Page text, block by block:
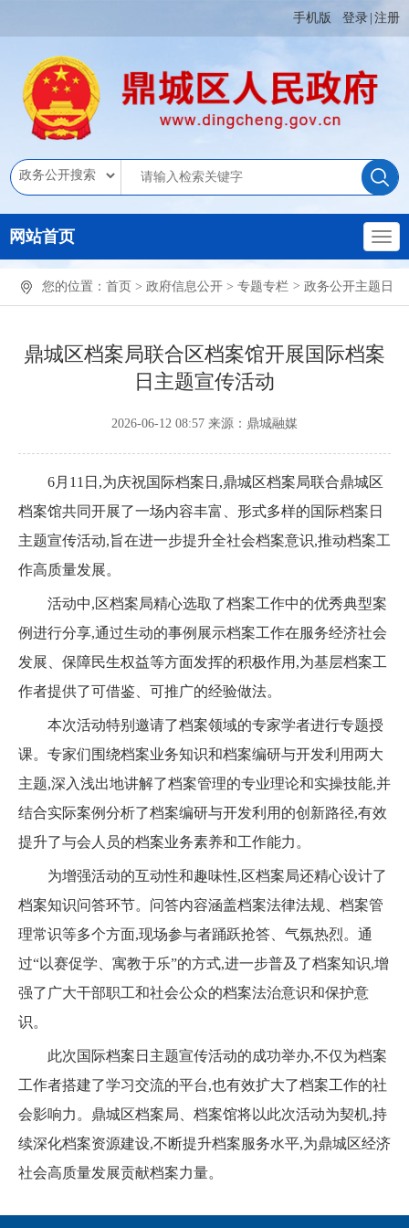
手机版 登录 注册
网站首页
您的位置： 首页 > 政府信息公开 > 专题专栏 > 政务公开主题日
鼎城区档案局联合区档案馆开展国际档案
日主题宣传活动
2026-06-12 08:57 来源：鼎城融媒
6月11日,为庆祝国际档案日,鼎城区档案局联合鼎城区
档案馆共同开展了一场内容丰富、形式多样的国际档案日
主题宣传活动,旨在进一步提升全社会档案意识,推动档案工
作高质量发展。
活动中,区档案局精心选取了档案工作中的优秀典型案
例进行分享,通过生动的事例展示档案工作在服务经济社会
发展、保障民生权益等方面发挥的积极作用,为基层档案工
作者提供了可借鉴、可推广的经验做法。
本次活动特别邀请了档案领域的专家学者进行专题授
课。专家们围绕档案业务知识和档案编研与开发利用两大
主题,深入浅出地讲解了档案管理的专业理论和实操技能,并
结合实际案例分析了档案编研与开发利用的创新路径,有效
提升了与会人员的档案业务素养和工作能力。
为增强活动的互动性和趣味性,区档案局还精心设计了
档案知识问答环节。问答内容涵盖档案法律法规、档案管
理常识等多个方面,现场参与者踊跃抢答、气氛热烈。通
过“以赛促学、寓教于乐”的方式,进一步普及了档案知识,增
强了广大干部职工和社会公众的档案法治意识和保护意
识。
此次国际档案日主题宣传活动的成功举办,不仅为档案
工作者搭建了学习交流的平台,也有效扩大了档案工作的社
会影响力。鼎城区档案局、档案馆将以此次活动为契机,持
续深化档案资源建设,不断提升档案服务水平,为鼎城区经济
社会高质量发展贡献档案力量。